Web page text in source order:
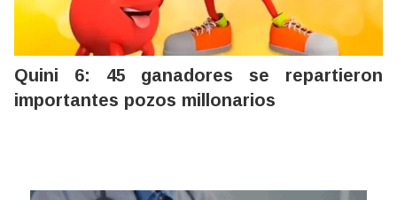
Quini 6: 45 ganadores se repartieron
importantes pozos millonarios